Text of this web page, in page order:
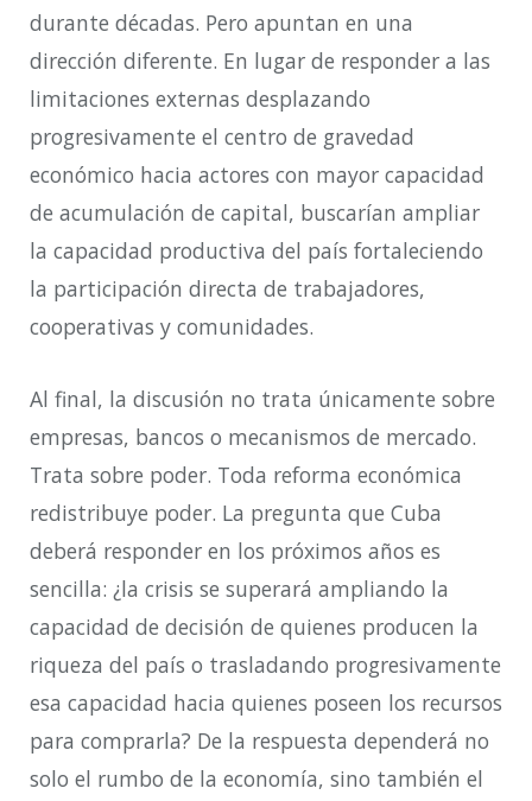
durante décadas. Pero apuntan en una
dirección diferente. En lugar de responder a las
limitaciones externas desplazando
progresivamente el centro de gravedad
económico hacia actores con mayor capacidad
de acumulación de capital, buscarían ampliar
la capacidad productiva del país fortaleciendo
la participación directa de trabajadores,
cooperativas y comunidades.
Al final, la discusión no trata únicamente sobre
empresas, bancos o mecanismos de mercado.
Trata sobre poder. Toda reforma económica
redistribuye poder. La pregunta que Cuba
deberá responder en los próximos años es
sencilla: ¿la crisis se superará ampliando la
capacidad de decisión de quienes producen la
riqueza del país o trasladando progresivamente
esa capacidad hacia quienes poseen los recursos
para comprarla? De la respuesta dependerá no
solo el rumbo de la economía, sino también el